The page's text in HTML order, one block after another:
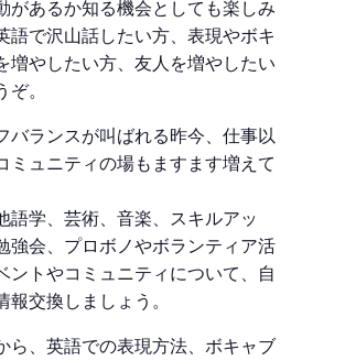
があるか知る機会としても楽しみ
語で沢山話したい方、表現やボキ
増やしたい方、友人を増やしたい
ぞ。
バランスが叫ばれる昨今、仕事以
ミュニティの場もますます増えて
語学、芸術、音楽、スキルアッ
強会、プロボノやボランティア活
ントやコミュニティについて、自
報交換しましょう。
ら、英語での表現方法、ボキャブ